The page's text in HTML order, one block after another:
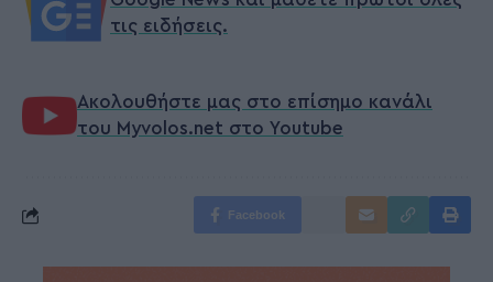
τις ειδήσεις.
Ακολουθήστε μας στο επίσημο κανάλι
του Myvolos.net στο Youtube
Facebook